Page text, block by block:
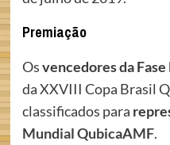
Premiação
Osvencedores da
da XXVIII Copa Brasil
classificados para
Mundial QubicaAMF.